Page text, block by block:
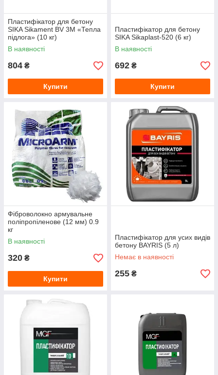
Пластифікатор для бетону
SIKA Sikament BV 3M «Тепла
підлога» (10 кг)
В наявності
804 ₴
Купити
Пластифікатор для бетону
SIKA Sikaplast-520 (6 кг)
В наявності
692 ₴
Купити
Фіброволокно армувальне
поліпропіленове (12 мм) 0.9
кг
В наявності
320 ₴
Купити
Пластифікатор для усих видів
бетону BAYRIS (5 л)
Немає в наявності
255 ₴